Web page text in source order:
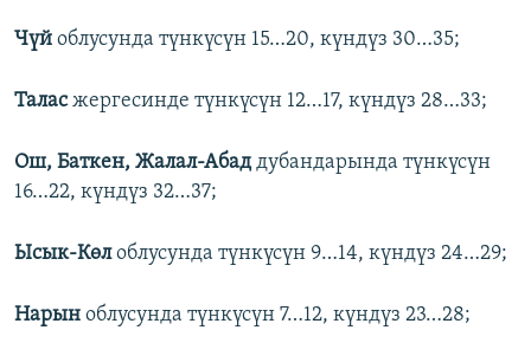
Чүй облусунда түнкүсүн 15…20, күндүз 30…35;
Таласжергесинде түнкүсүн 12…17, күндүз 28…33;
Ош, Баткен, Жалал-Абаддубандарында ​түнкүсүн
16…22, күндүз 32…37;
Ысык-Көлоблусунда түнкүсүн 9…14, күндүз 24…29;
Нарын облусунда түнкүсүн 7…12, күндүз 23…28;